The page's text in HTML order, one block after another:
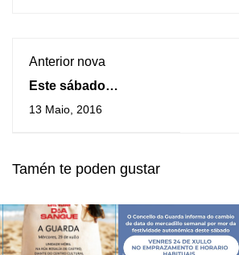
Anterior nova
Este sábado
celébrase a primeira
veciños e veciñas da
13 Maio, 2016
Tamén te poden gustar